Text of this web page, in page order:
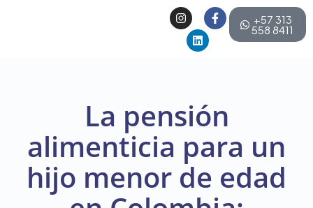
+57 313
558 8411
La pensión
alimenticia para un
hijo menor de edad